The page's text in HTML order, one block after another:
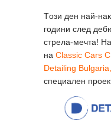
Tози ден най-
години след
стрела-мечта!
на Classic Cars
Detailing Bulgaria,
специален